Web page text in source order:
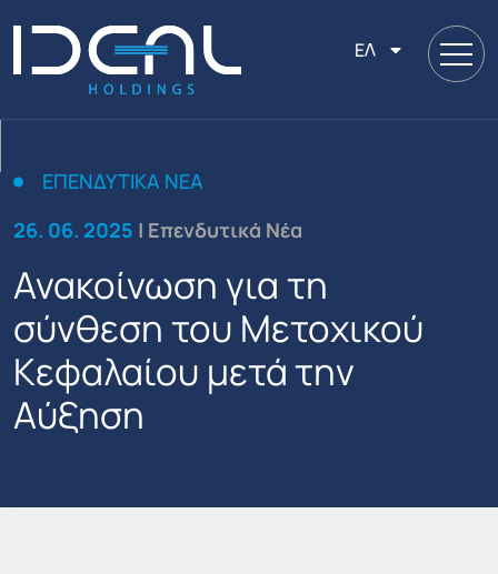
ΕΛ
ΕΠΕΝΔΥΤΙΚΆ ΝΈΑ
26. 06. 2025 | Επενδυτικά Νέα
Ανακοίνωση για τη
σύνθεση του Μετοχικού
Κεφαλαίου μετά την
Αύξηση